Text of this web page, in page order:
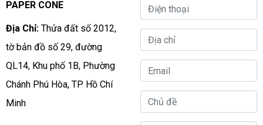
PAPER CONE
Địa Chỉ: Thửa đất số 2012,
tờ bản đồ số 29, đường
QL14, Khu phố 1B, Phường
Chánh Phú Hòa, TP Hồ Chí
Minh